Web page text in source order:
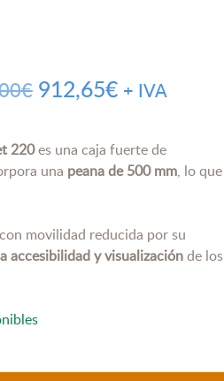
€ El
original
era:
912,65€El
actual
es:
+ IVA
220es una caja fuerte de
una peana de 500 mm, lo que
movilidad reducida por su
accesibilidad y visualizaciónde los